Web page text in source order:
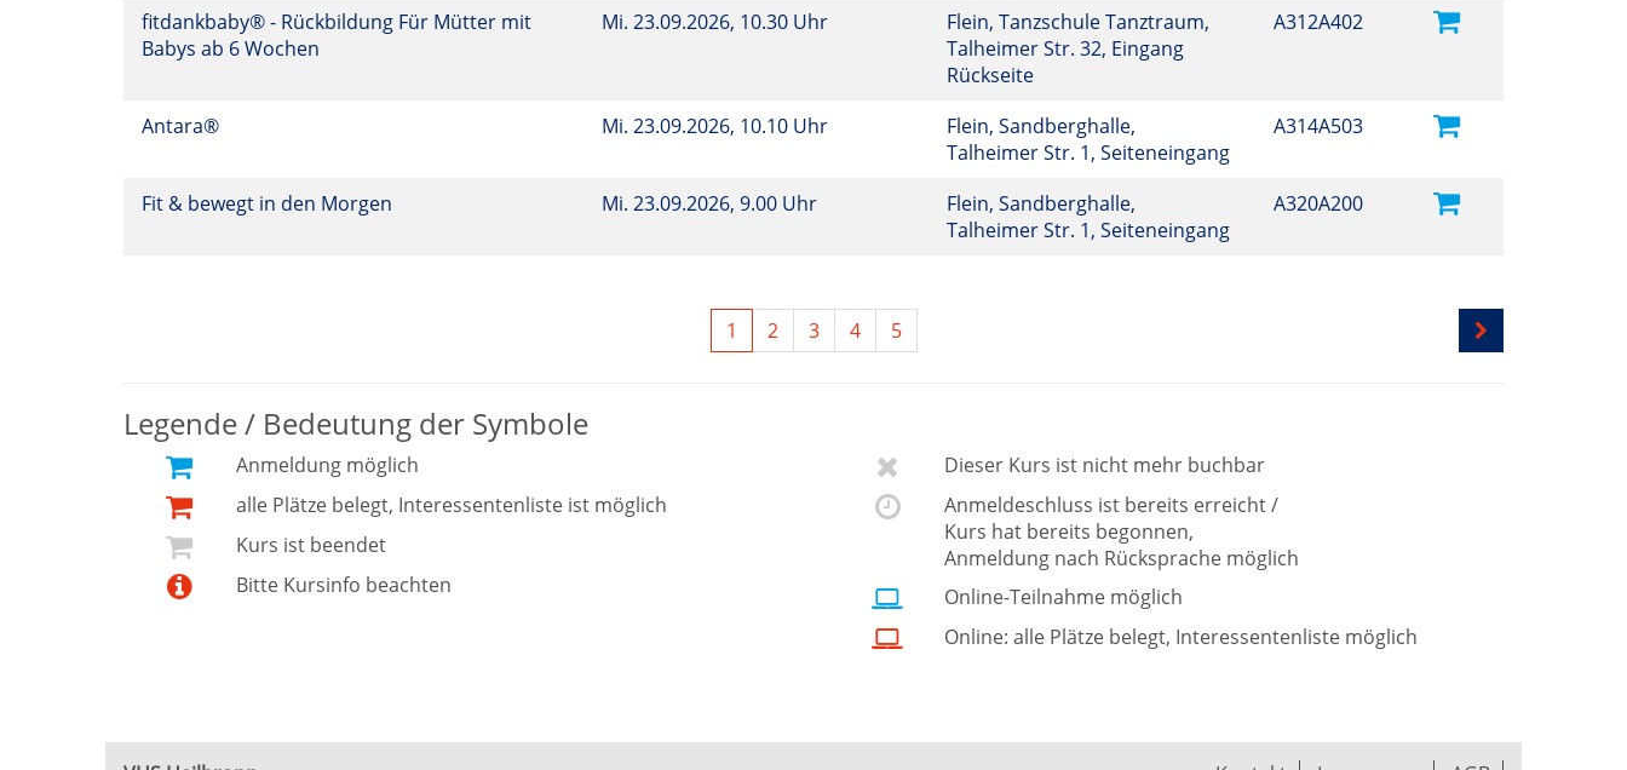
fitdankbaby® - Rückbildung Für Mütter mit
Babys ab 6 Wochen
Mi. 23.09.2026, 10.30 Uhr
Flein, Tanzschule Tanztraum,
Talheimer Str. 32, Eingang
Rückseite
A312A402
Antara® Mi. 23.09.2026, 10.10 Uhr
Flein, Sandberghalle,
Talheimer Str. 1, Seiteneingang
A314A503
Fit & bewegt in den Morgen Mi. 23.09.2026, 9.00 Uhr
Flein, Sandberghalle,
Talheimer Str. 1, Seiteneingang
A320A200
1 2 3 4 5
Legende / Bedeutung der Symbole
Anmeldung möglich
alle Plätze belegt, Interessentenliste ist möglich
Kurs ist beendet
Bitte Kursinfo beachten
Dieser Kurs ist nicht mehr buchbar
Anmeldeschluss ist bereits erreicht /
Kurs hat bereits begonnen,
Anmeldung nach Rücksprache möglich
Online-Teilnahme möglich
Online: alle Plätze belegt, Interessentenliste möglich